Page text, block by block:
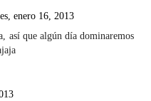
enero 16, 2013
así que algún día dominaremos